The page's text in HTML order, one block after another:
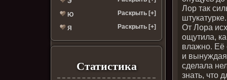
Ю Раскрыть [+]
Я Раскрыть [+]
Статистика
Лор так
От Лора
ощутила,
влажно. Её
и вынуждая
сделала
знать, что